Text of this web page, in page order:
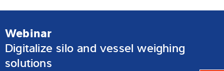
Webinar
Digitalize silo and vessel weighing
solutions